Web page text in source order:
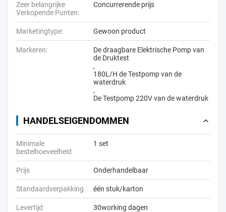
Zeer belangrijke
Verkopende Punten:
Concurrerende prijs
Marketingtype: Gewoon product
Markeren:
De draagbare Elektrische Pomp van
de Druktest
,
180L/H de Testpomp van de
waterdruk
,
De Testpomp 220V van de waterdruk
HANDELSEIGENDOMMEN
Minimale
bestelhoeveelheid
1 set
Prijs Onderhandelbaar
Standaardverpakking één stuk/karton
Levertijd 30working dagen